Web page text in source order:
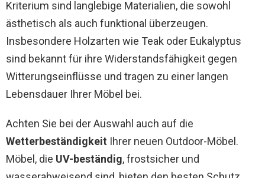
Kriterium sind langlebige Materialien, die sowohl
ästhetisch als auch funktional überzeugen.
Insbesondere Holzarten wie Teak oder Eukalyptus
sind bekannt für ihre Widerstandsfähigkeit gegen
Witterungseinflüsse und tragen zu einer langen
Lebensdauer Ihrer Möbel bei.
Achten Sie bei der Auswahl auch auf die
Wetterbeständigkeit Ihrer neuen Outdoor-Möbel.
Möbel, die UV-beständig, frostsicher und